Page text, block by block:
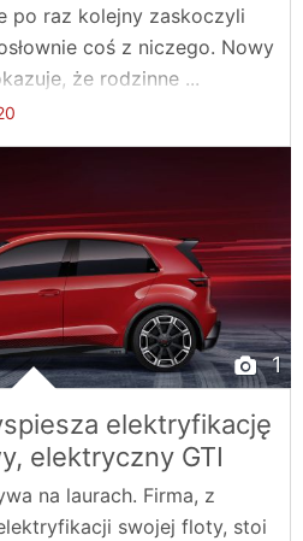
po raz kolejny zaskoczyli
coś z niczego. Nowy
że rodzinne ...
1
elektryfikację
elektryczny GTI
na laurach. Firma, z
swojej floty, stoi